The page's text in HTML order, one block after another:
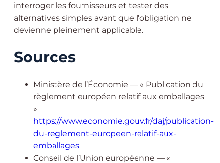
interroger les fournisseurs et tester des
alternatives simples avant que l’obligation ne
devienne pleinement applicable.
Sources
Ministère de l’Économie — « Publication du
règlement européen relatif aux emballages
»
https://www.economie.gouv.fr/daj/publication-
du-reglement-europeen-relatif-aux-
emballages
Conseil de l’Union européenne — «